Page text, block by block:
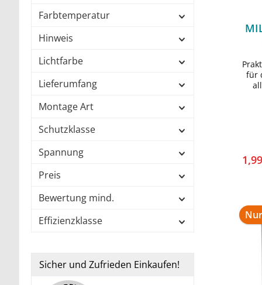
Farbtemperatur
Hinweis
Lichtfarbe
Lieferumfang
Montage Art
Schutzklasse
Spannung
Preis
Bewertung mind.
Effizienzklasse
Sicher und Zufrieden Einkaufen!
für